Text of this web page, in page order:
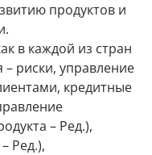
продуктов и
в каждой из стран
риски, управление
кредитные
– Ред.),
Ред.),